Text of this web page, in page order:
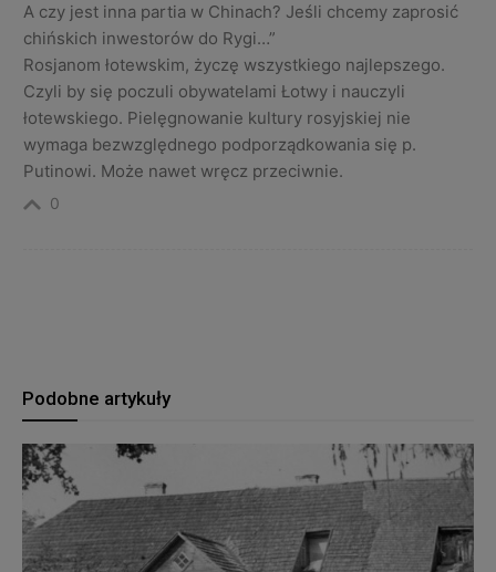
A czy jest inna partia w Chinach? Jeśli chcemy zaprosić
chińskich inwestorów do Rygi…”
Rosjanom łotewskim, życzę wszystkiego najlepszego.
Czyli by się poczuli obywatelami Łotwy i nauczyli
łotewskiego. Pielęgnowanie kultury rosyjskiej nie
wymaga bezwzględnego podporządkowania się p.
Putinowi. Może nawet wręcz przeciwnie.
0
Podobne artykuły